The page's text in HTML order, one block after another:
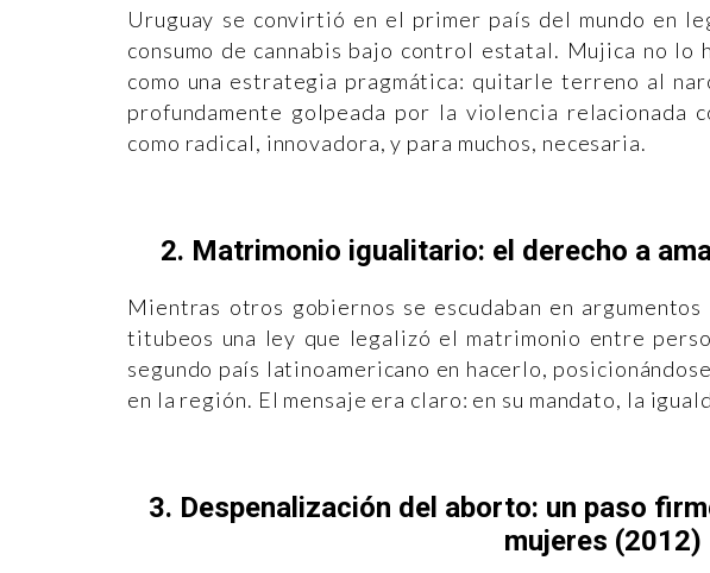
Uruguay se convirtió en el primer país del mundo en
consumo de cannabis bajo control estatal. Mujica no lo
como una estrategia pragmática: quitarle terreno al
profundamente golpeada por la violencia relacionada
como radical, innovadora, y para muchos, necesaria.
2. Matrimonio igualitario: el derecho a
Mientras otros gobiernos se escudaban en
titubeos una ley que legalizó el matrimonio entre
segundo país latinoamericano en hacerlo,
en la región. El mensaje era claro: en su mandato, la
3. Despenalización del aborto: un paso
mujeres (2012)